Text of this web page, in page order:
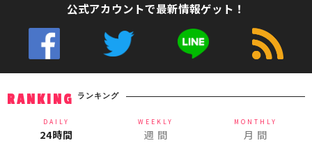
公式アカウントで最新情報ゲット！
RANKING ランキング
DAILY
24時間
WEEKLY
週 間
MONTHLY
月 間